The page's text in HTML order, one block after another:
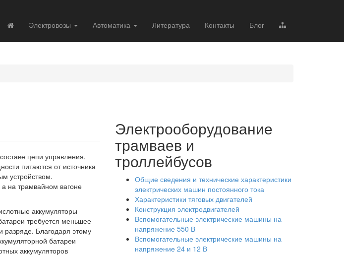
Электровозы Автоматика Литература Контакты Блог
цепи управления,
питаются от источника
устройством.
на трамвайном вагоне
аккумуляторы
требуется меньшее
разряде. Благодаря этому
батареи
аккумуляторов
Электрооборудование
трамваев и
троллейбусов
Общие сведения и технические характеристики
электрических машин постоянного тока
Характеристики тяговых двигателей
Конструкция электродвигателей
Вспомогательные электрические машины на
напряжение 550 В
Вспомогательные электрические машины на
напряжение 24 и 12 В